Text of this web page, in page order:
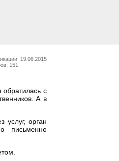
19.06.2015
151
с
А в
услуг, орган
письменно